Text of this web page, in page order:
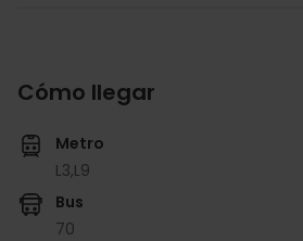
Cómo llegar
Metro
L3,L9
Bus
70